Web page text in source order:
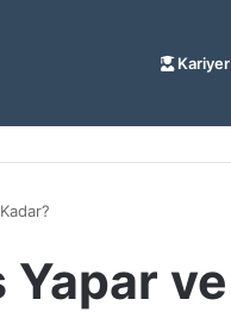
Kariyer
Yapar ve